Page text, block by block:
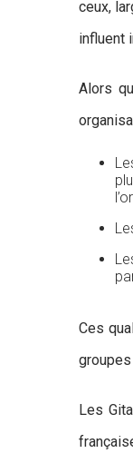
ceux,
influent
Alors
Ces
Les